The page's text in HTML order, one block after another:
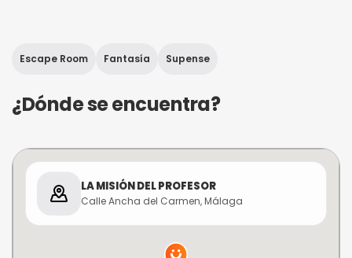
Escape Room Fantasía Supense
¿Dónde se encuentra?
LA MISIÓN DEL PROFESOR
Calle Ancha del Carmen, Málaga